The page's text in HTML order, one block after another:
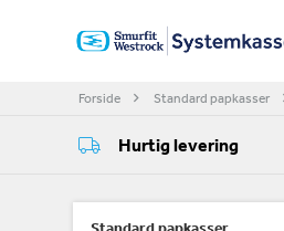
Forside Standard papkasser
Hurtig levering